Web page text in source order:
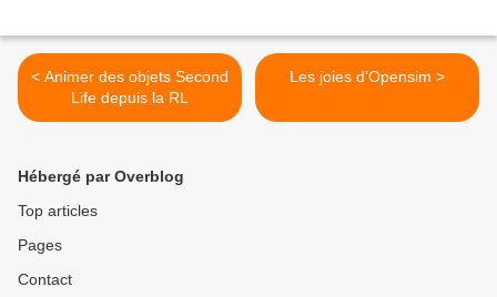
< Animer des objets Second
Life depuis la RL
Les joies d'Opensim >
Hébergé par Overblog
Top articles
Pages
Contact